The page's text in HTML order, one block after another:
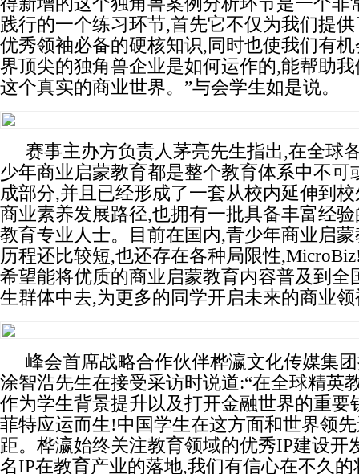
践行的一个练习环节,首先它不仅为我们提
优秀领袖必备的硬核知识,同时也使我们有
界顶尖的独角兽企业是如何运作的,能帮助
这个真实的商业世界。”与会学生如是说。
赛事主办方负责人茅亮先生指出,在全球
少年商业启蒙教育都是整个教育体系中不可
成部分,并且已经形成了一套从校内延伸到
商业素养发展路径,也拥有一批具备丰富经
教育专业人士。目前在国内,青少年商业启
历程还比较短,也还存在各种局限性
希望能将优质的商业启蒙教育内容普及到全
生群体中去,为更多的同学开启未来的商业
峰会首席战略合作伙伴桦瀛文化传媒集
涂智浩先生在接受采访时说道:“在全球精英
作为学生背景提升以及打开金融世界的重要
菲特应运而生!中国学生在这方面和世界领
距。桦瀛始终关注教育领域的优秀IP建设开
名IP在教育产业的落地,我们有信心在不久的